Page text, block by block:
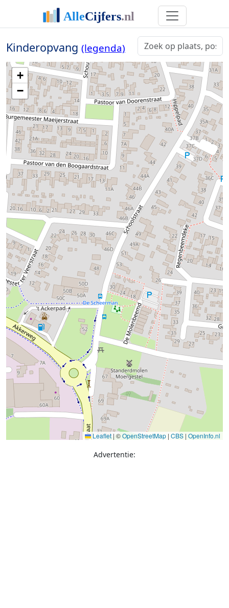
Kinderopvang (legenda)
+
−
Leaflet |©OpenStreetMap | CBS | OpenInfo.nl
Advertentie: